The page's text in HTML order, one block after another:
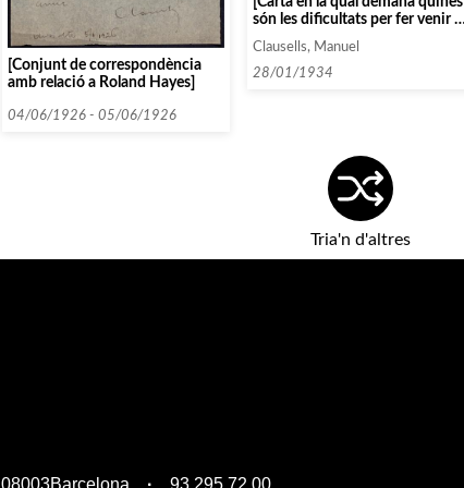
[Conjunt de correspondència
amb relació a Roland Hayes]
04/06/1926 - 05/06/1926
són les dificultats per fer venir a
l’OSP a Barcelona]
Clausells, Manuel
28/01/1934
Tria'n d'altres
08003Barcelona 93 295 72 00